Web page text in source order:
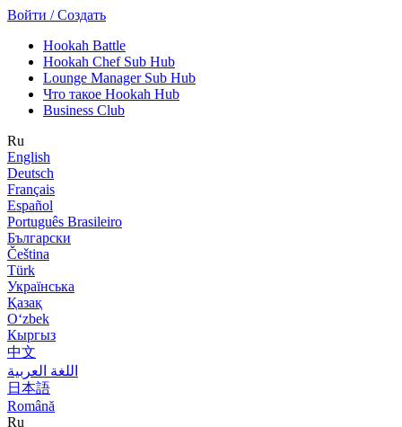
Войти / Создать
Hookah Battle
Hookah Chef Sub Hub
Lounge Manager Sub Hub
Что такое Hookah Hub
Business Club
Ru
English
Deutsch
Français
Español
Português Brasileiro
Български
Čeština
Türk
Українська
Қазақ
Оʻzbek
Кыргыз
中文
اللغة العربية
日本語
Română
Ru